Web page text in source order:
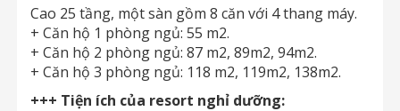
Cao 25 tầng, một sàn gồm 8 căn với 4 thang máy.
+ Căn hộ 1 phòng ngủ: 55 m2.
+ Căn hộ 2 phòng ngủ: 87 m2, 89m2, 94m2.
+ Căn hộ 3 phòng ngủ: 118 m2, 119m2, 138m2.
+++ Tiện ích của resort nghỉ dưỡng: